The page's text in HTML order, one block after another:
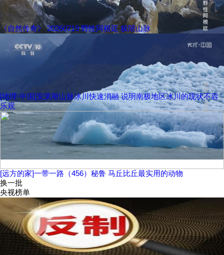
《自然传奇》 20260719 野性阿根廷 极限山脉
[地理·中国]安第斯山脉冰川快速消融 说明南极地区冰川的现状不容
乐观
[远方的家]一带一路（456）秘鲁 马丘比丘最实用的动物
换一批
央视榜单